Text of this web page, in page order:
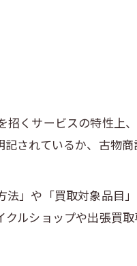
招くサービスの特性上
されているか、古物
」や「買取対象品目」
ルショップや出張買